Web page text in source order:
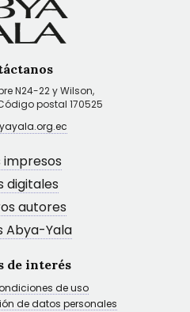
N24-22 y Wilson,
postal 170525
impresos
digitales
autores
Abya-Yala
de interés
de uso
de datos personales